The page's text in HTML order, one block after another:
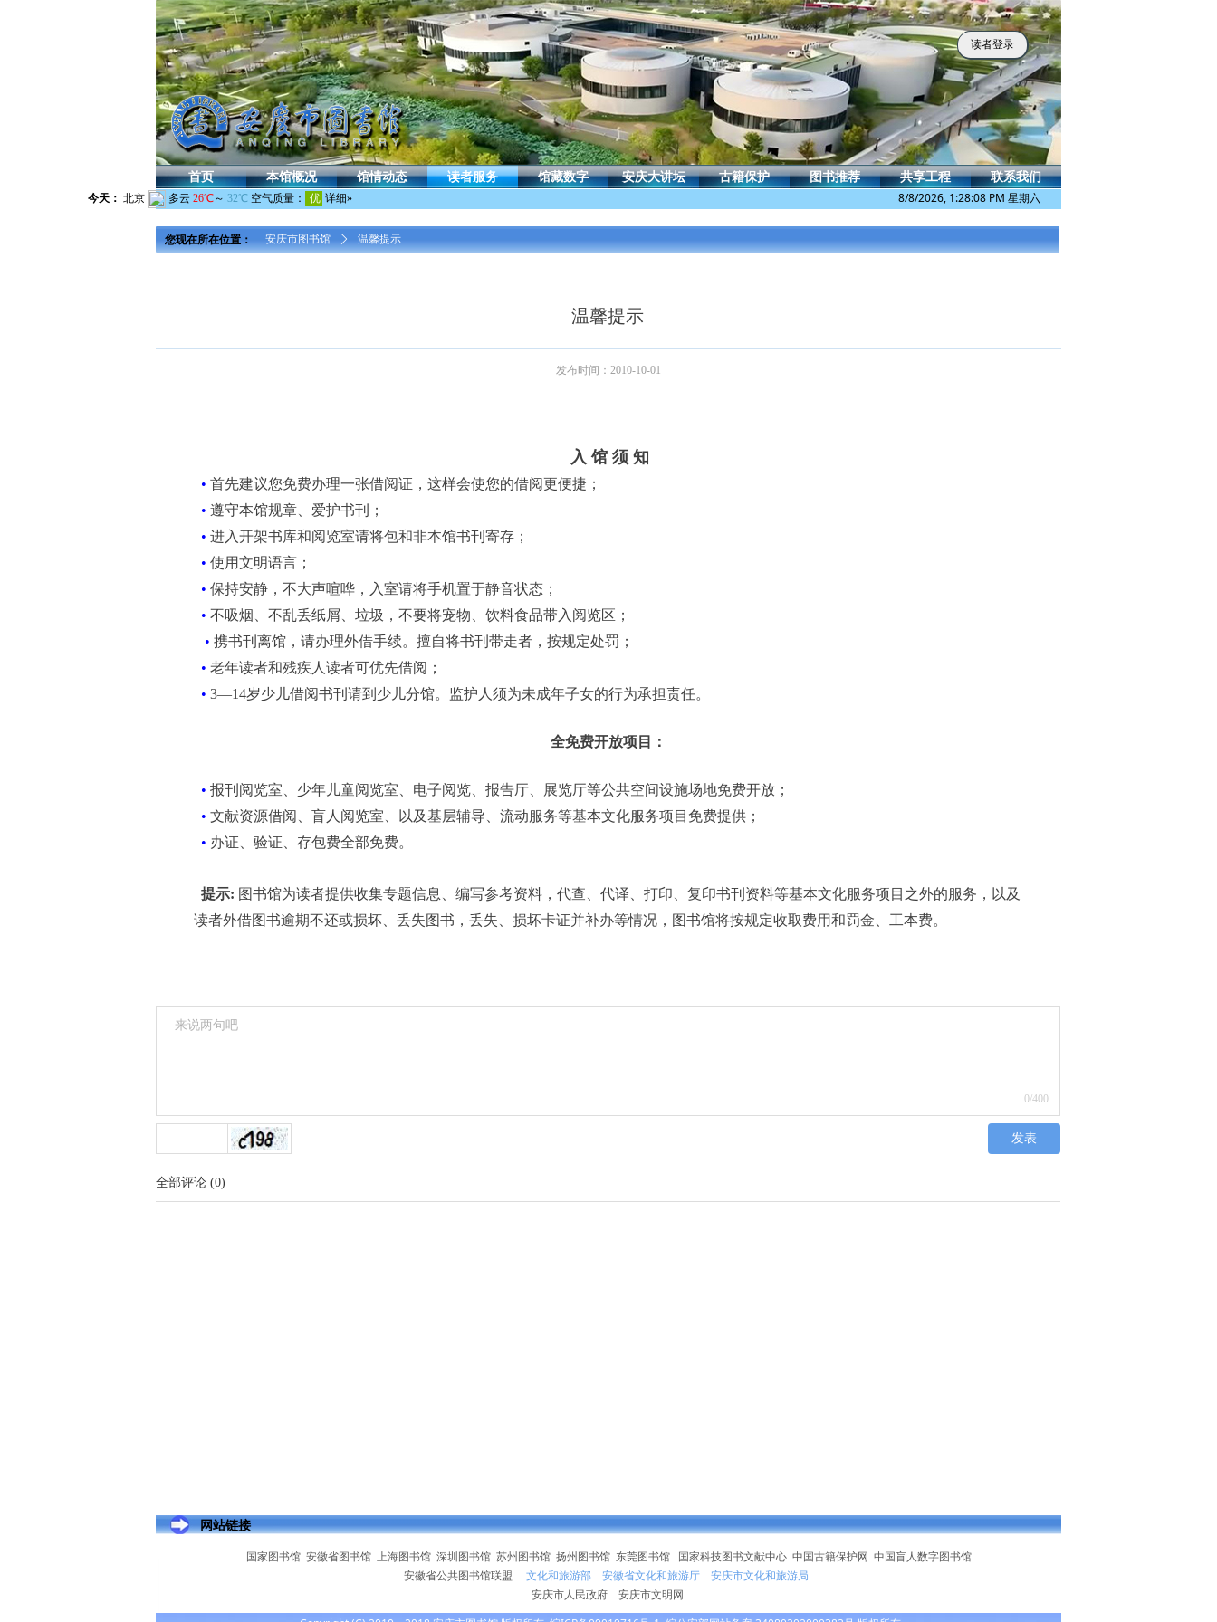
首页 本馆概况 馆情动态 读者服务 馆藏数字 安庆大讲坛 古籍保护 图书推荐 共享工程 联系我们
8/8/2026, 1:28:09 PM 星期六
读者登录
温馨提示
入 馆 须 知
• 首先建议您免费办理一张借阅证，这样会使您的借阅更便捷；
• 遵守本馆规章、爱护书刊；
• 进入开架书库和阅览室请将包和非本馆书刊寄存；
• 使用文明语言；
• 保持安静，不大声喧哗，入室请将手机置于静音状态；
• 不吸烟、不乱丢纸屑、垃圾，不要将宠物、饮料食品带入阅览区；
• 携书刊离馆，请办理外借手续。擅自将书刊带走者，按规定处罚；
• 老年读者和残疾人读者可优先借阅；
• 3—14岁少儿借阅书刊请到少儿分馆。 监护人须为未成年子女的行为承担责任。
全免费开放项目：
• 报刊阅览室、少年儿童阅览室、电子阅览、报告厅、展览厅等公共空间设施场地免费开放；
• 文献资源借阅、盲人阅览室、以及基层辅导、流动服务等基本文化服务项目免费提供；
• 办证、验证、存包费全部免费。
提示: 图书馆为读者提供收集专题信息、编写参考资料，代查、代译、打印、复印书刊资料等基本文化服务项目之外的服务，以及
读者外借图书逾期不还或损坏、丢失图书，丢失、损坏卡证并补办等情况，图书馆将按规定收取费用和罚金、工本费。
发布时间： 2010-10-01
您现在所在位置： 安庆市图书馆 ꄲ 温馨提示
0/400
发表
全部评论 (0)
网站链接
国家图书馆 安徽省图书馆 上海图书馆 深圳图书馆 苏州图书馆 扬州图书馆 东莞图书馆 国家科技图书文献中心 中国古籍保护网 中国盲人数字图书馆
安徽省公共图书馆联盟
文化和旅游部 安徽省文化和旅游厅
安庆市文化和旅游局
安庆市人民政府
安庆市文明网